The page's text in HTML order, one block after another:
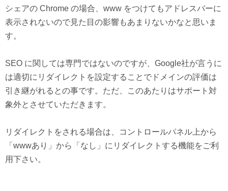
シェアの Chrome の場合、www をつけてもアドレスバーに
表示されないので見た目の影響もあまりないかなと思いま
す。
SEO に関しては専門ではないのですが、Google社が言うに
は適切にリダイレクトを設定することでドメインの評価は
引き継がれるとの事です。ただ、このあたりはサポート対
象外とさせていただきます。
リダイレクトをされる場合は、コントロールパネル上から
「wwwあり」から「なし」にリダイレクトする機能をご利
用下さい。